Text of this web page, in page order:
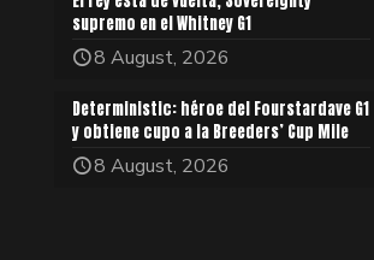
supremo en el Whitney G1
8 August, 2026
Deterministic: héroe del Fourstardave G1
y obtiene cupo a la Breeders’ Cup Mile
8 August, 2026